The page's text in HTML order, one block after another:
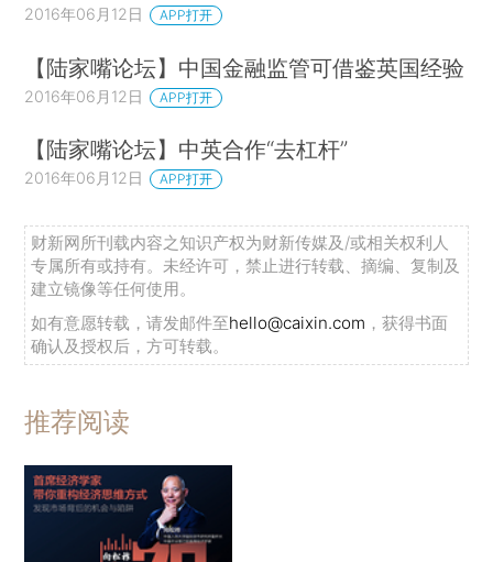
2016年06月12日 APP打开
【陆家嘴论坛】中国金融监管可借鉴英国经验
2016年06月12日 APP打开
【陆家嘴论坛】中英合作“去杠杆”
2016年06月12日 APP打开
财新网所刊载内容之知识产权为财新传媒及/或相关权利人
专属所有或持有。未经许可，禁止进行转载、摘编、复制及
建立镜像等任何使用。
如有意愿转载，请发邮件至hello@caixin.com ，获得书面
确认及授权后，方可转载。
推荐阅读